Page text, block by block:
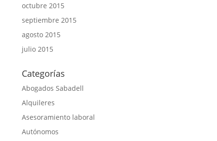
octubre 2015
septiembre 2015
agosto 2015
julio 2015
Categorías
Abogados Sabadell
Alquileres
Asesoramiento laboral
Autónomos